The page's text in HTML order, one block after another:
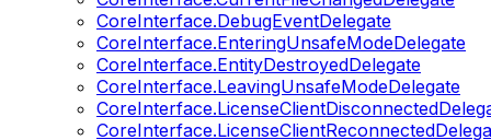
CoreInterface.DebugEventDelegate
CoreInterface.EnteringUnsafeModeDelegate
CoreInterface.EntityDestroyedDelegate
CoreInterface.LeavingUnsafeModeDelegate